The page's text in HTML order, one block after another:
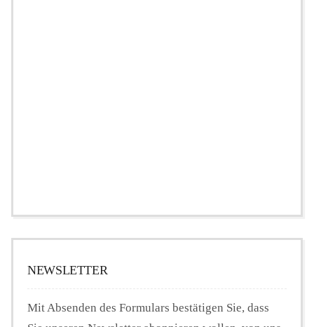
NEWSLETTER
Mit Absenden des Formulars bestätigen Sie, dass